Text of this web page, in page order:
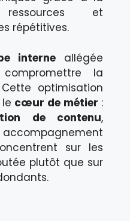
et
répétitives.
interne allégée
la
optimisation
cœur de métier :
de contenu,
sur les
plutôt que sur